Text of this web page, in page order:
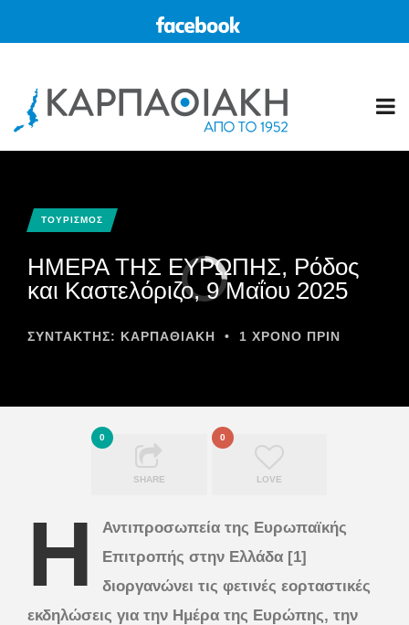
ΤΟΥΡΙΣΜΟΣ
ΗΜΕΡΑ ΤΗΣ ΕΥΡΩΠΗΣ, Ρόδος
και Καστελόριζο, 9 Μαΐου 2025
ΣΥΝΤΆΚΤΗΣ: ΚΑΡΠΑΘΙΑΚΗ • 1 ΧΡΌΝΟ ΠΡΙΝ
0
SHARE
0
LOVE
Η
Αντιπροσωπεία της Ευρωπαϊκής
Επιτροπής στην Ελλάδα [1]
διοργανώνει τις φετινές εορταστικές
εκδηλώσεις για την Ημέρα της Ευρώπης, την